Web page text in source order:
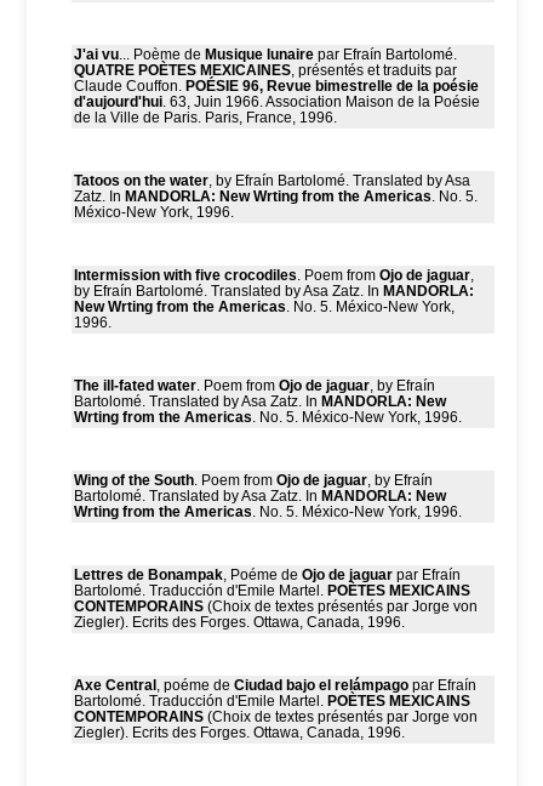
J'ai vu... Poème de Musique lunairepar Efraín Bartolomé.
QUATRE POÈTES MEXICAINES, présentés et traduits par
Claude Couffon. POÉSIE 96, Revue bimestrelle de la poésie
d'aujourd'hui. 63, Juin 1966. Association Maison de la Poésie
de la Ville de Paris. Paris, France, 1996.
Tatoos on the water, by Efraín Bartolomé. Translated by Asa
Zatz. In MANDORLA: New Wrting from the Americas. No. 5.
México-New York, 1996.
Intermission with five crocodiles. Poem from Ojo de jaguar,
by Efraín Bartolomé. Translated by Asa Zatz. In MANDORLA:
New Wrting from the Americas. No. 5. México-New York,
1996.
The ill-fated water. Poem from Ojo de jaguar, by Efraín
Bartolomé. Translated by Asa Zatz. In MANDORLA: New
Wrting from the Americas. No. 5. México-New York, 1996.
Wing of the South. Poem from Ojo de jaguar, by Efraín
Bartolomé. Translated by Asa Zatz. In MANDORLA: New
Wrting from the Americas. No. 5. México-New York, 1996.
Lettres de Bonampak, Poéme de Ojo de jaguarpar Efraín
Bartolomé. Traducción d'Emile Martel. POÈTES MEXICAINS
CONTEMPORAINS(Choix de textes présentés par Jorge von
Ziegler). Ecrits des Forges. Ottawa, Canada, 1996.
Axe Central , poéme de Ciudad bajo el relámpagopar Efraín
Bartolomé. Traducción d'Emile Martel. POÈTES MEXICAINS
CONTEMPORAINS(Choix de textes présentés par Jorge von
Ziegler). Ecrits des Forges. Ottawa, Canada, 1996.